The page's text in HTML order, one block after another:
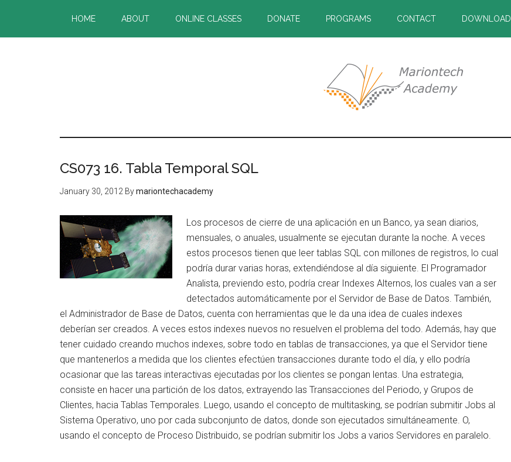
main
primary
HOME ABOUT ONLINE CLASSES DONATE PROGRAMS CONTACT DOWNLOAD
CS073 16. Tabla Temporal SQL
January 30, 2012 Bymariontechacademy
Los procesos de cierre de una aplicación en un Banco, ya sean diarios,
mensuales, o anuales, usualmente se ejecutan durante la noche. A veces
estos procesos tienen que leer tablas SQL con millones de registros, lo cual
podría durar varias horas, extendiéndose al día siguiente. El Programador
Analista, previendo esto, podría crear Indexes Alternos, los cuales van a ser
detectados automáticamente por el Servidor de Base de Datos. También,
el Administrador de Base de Datos, cuenta con herramientas que le da una idea de cuales indexes
deberían ser creados. A veces estos indexes nuevos no resuelven el problema del todo. Además, hay que
tener cuidado creando muchos indexes, sobre todo en tablas de transacciones, ya que el Servidor tiene
que mantenerlos a medida que los clientes efectúen transacciones durante todo el día, y ello podría
ocasionar que las tareas interactivas ejecutadas por los clientes se pongan lentas. Una estrategia,
consiste en hacer una partición de los datos, extrayendo las Transacciones del Periodo, y Grupos de
Clientes, hacia Tablas Temporales. Luego, usando el concepto de multitasking, se podrían submitir Jobs al
Sistema Operativo, uno por cada subconjunto de datos, donde son ejecutados simultáneamente. O,
usando el concepto de Proceso Distribuido, se podrían submitir los Jobs a varios Servidores en paralelo.